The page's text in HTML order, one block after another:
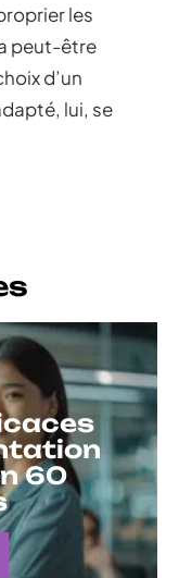
les
peut-être
d’un
lui, se
60